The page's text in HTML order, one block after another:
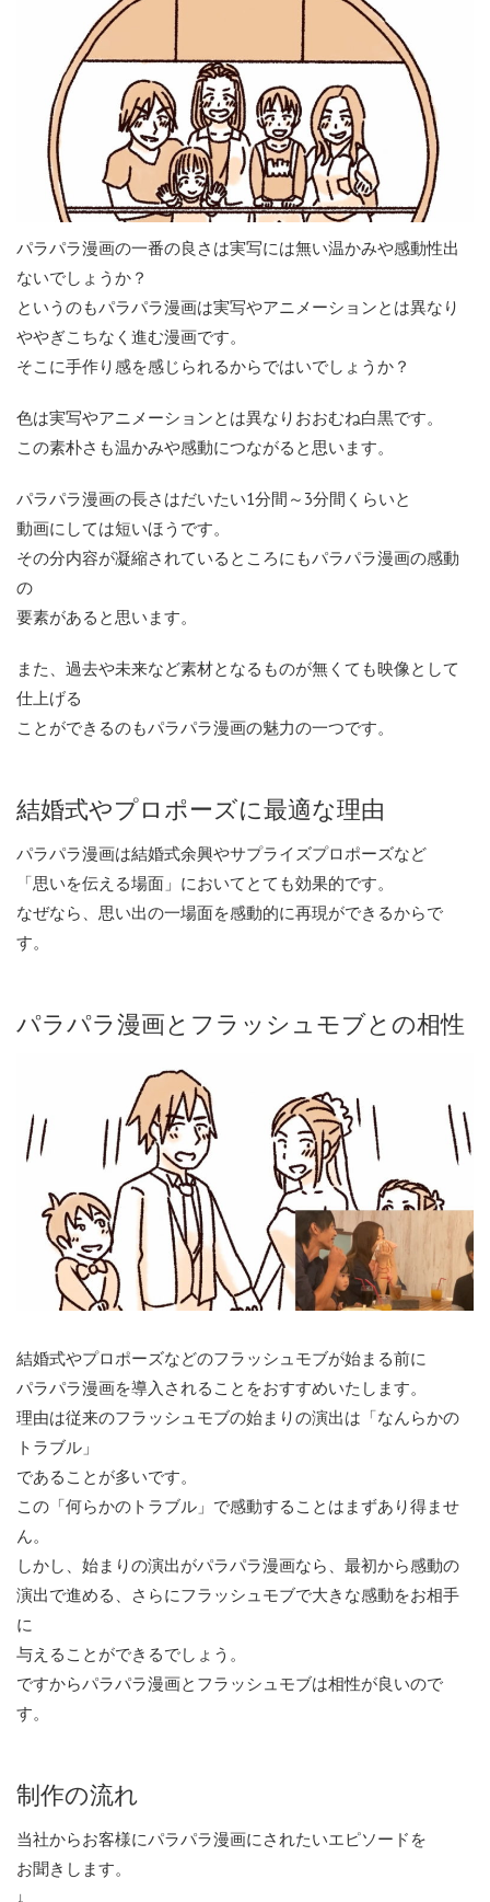
パラパラ漫画の一番の良さは実写には無い温かみや感動性出
ないでしょうか？
というのもパラパラ漫画は実写やアニメーションとは異なり
ややぎこちなく進む漫画です。
そこに手作り感を感じられるからではいでしょうか？
色は実写やアニメーションとは異なりおおむね白黒です。
この素朴さも温かみや感動につながると思います。
パラパラ漫画の長さはだいたい1分間～3分間くらいと
動画にしては短いほうです。
その分内容が凝縮されているところにもパラパラ漫画の感動
の
要素があると思います。
また、過去や未来など素材となるものが無くても映像として
仕上げる
ことができるのもパラパラ漫画の魅力の一つです。
結婚式やプロポーズに最適な理由
パラパラ漫画は結婚式余興やサプライズプロポーズなど
「思いを伝える場面」においてとても効果的です。
なぜなら、思い出の一場面を感動的に再現ができるからで
す。
パラパラ漫画とフラッシュモブとの相性
結婚式やプロポーズなどのフラッシュモブが始まる前に
パラパラ漫画を導入されることをおすすめいたします。
理由は従来のフラッシュモブの始まりの演出は「なんらかの
トラブル」
であることが多いです。
この「何らかのトラブル」で感動することはまずあり得ませ
ん。
しかし、始まりの演出がパラパラ漫画なら、最初から感動の
演出で進める、さらにフラッシュモブで大きな感動をお相手
に
与えることができるでしょう。
ですからパラパラ漫画とフラッシュモブは相性が良いので
す。
制作の流れ
当社からお客様にパラパラ漫画にされたいエピソードを
お聞きします。